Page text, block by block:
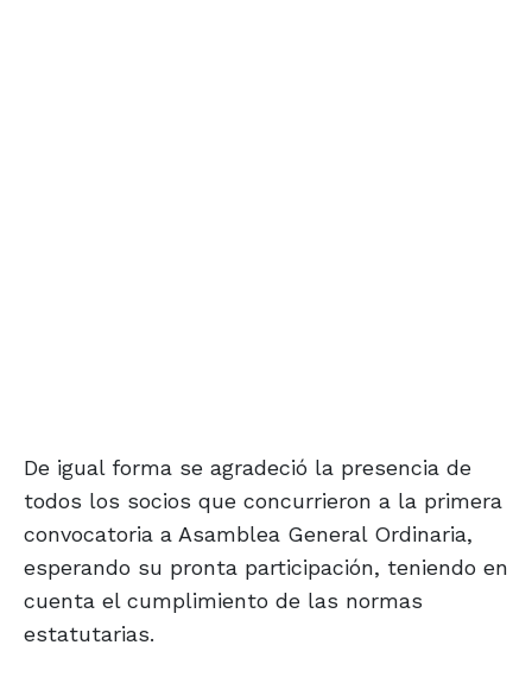
De igual forma se agradeció la presencia de
todos los socios que concurrieron a la primera
convocatoria a Asamblea General Ordinaria,
esperando su pronta participación, teniendo en
cuenta el cumplimiento de las normas
estatutarias.